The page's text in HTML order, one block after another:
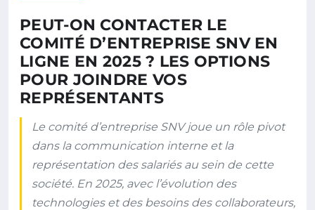
PEUT-ON CONTACTER LE
COMITÉ D’ENTREPRISE SNV EN
LIGNE EN 2025 ? LES OPTIONS
POUR JOINDRE VOS
REPRÉSENTANTS
Le comité d’entreprise SNV joue un rôle pivot
dans la communication interne et la
représentation des salariés au sein de cette
société. En 2025, avec l’évolution des
technologies et des besoins des collaborateurs,